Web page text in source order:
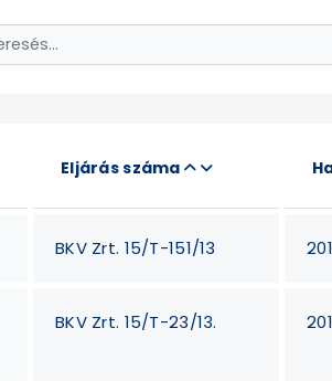
Eljárás száma
BKV Zrt. 15/T-151/13
BKV Zrt. 15/T-23/13.